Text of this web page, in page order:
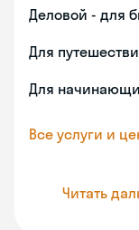
Деловой - для
Для
Для
Все услуги и
Читать